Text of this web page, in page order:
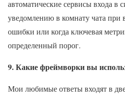
автоматические сервисы входа в
уведомлению в комнату чата при
ошибки или когда ключевая
определенный порог.
9. Какие фреймворки вы
Мои любимые ответы входят в